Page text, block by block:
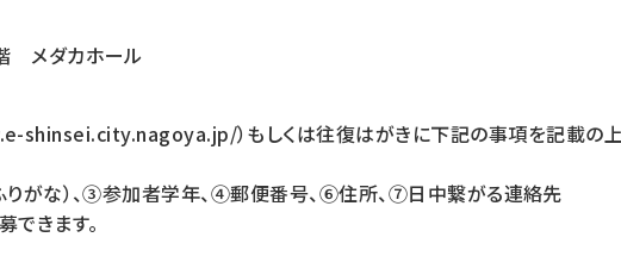
メダカホール
）もしくは往復はがきに下記の事項を記載の上
りがな）、③参加者学年、④郵便番号、⑥住所、⑦日中繋がる連絡先
きます。